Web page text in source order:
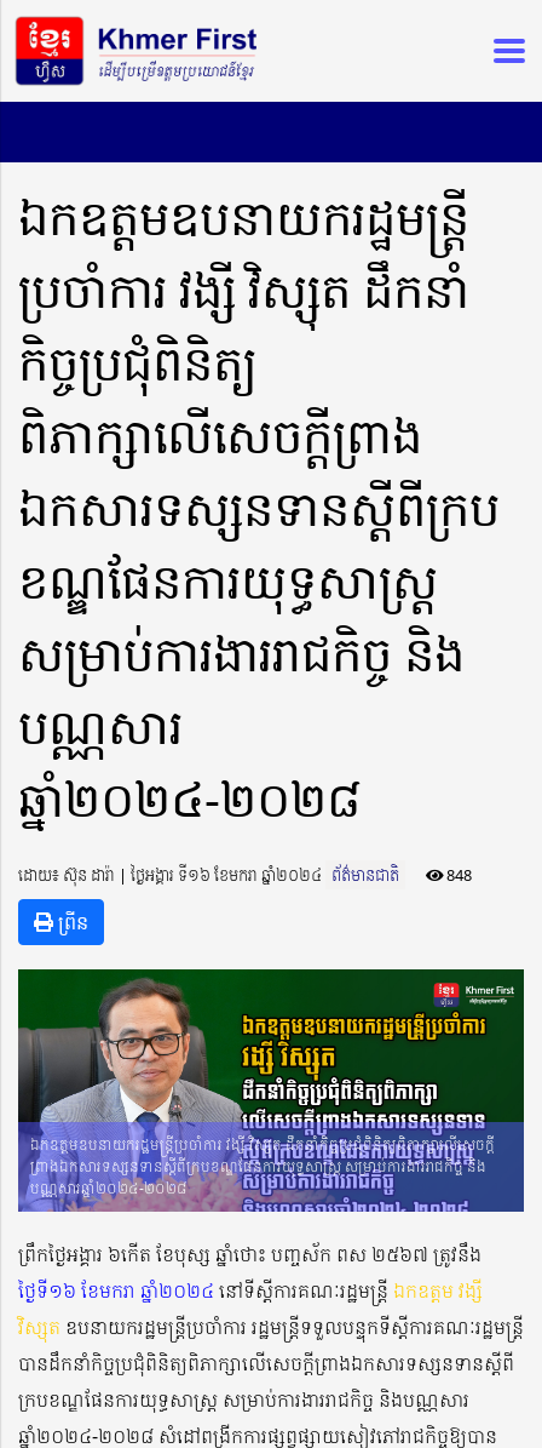
ឯកឧត្តមឧបនាយករដ្ឋមន្រ្តី
ប្រចាំការ វង្សី វិស្សុត ដឹកនាំ
កិច្ចប្រជុំពិនិត្យ
ពិភាក្សាលើសេចក្តីព្រាង
ឯកសារទស្សនទានស្តីពីក្រប
ខណ្ឌផែនការយុទ្ធសាស្រ្ត
សម្រាប់ការងាររាជកិច្ច និង
បណ្ណសារ
ឆ្នាំ២០២៤-២០២៨
ដោយ៖ ស៊ុន ដារ៉ា ​​ | ថ្ងៃអង្គារ ទី១៦ ខែមករា ឆ្នាំ២០២៤ ព័ត៌មានជាតិ 848
ព្រីន
ឯកឧត្តមឧបនាយករដ្ឋមន្រ្តីប្រចាំការ វង្សី វិស្សុត ដឹកនាំកិច្ចប្រជុំពិនិត្យពិភាក្សាលើសេចក្តី
ព្រាងឯកសារទស្សនទានស្តីពីក្របខណ្ឌផែនការយុទ្ធសាស្រ្ត សម្រាប់ការងាររាជកិច្ច និង
បណ្ណសារឆ្នាំ២០២៤-២០២៨
ព្រឹកថ្ងៃអង្គារ ៦កើត ខែបុស្ស ឆ្នាំថោះ បញ្ចស័ក ពស ២៥៦៧ ត្រូវនឹង
ថ្ងៃទី១៦ ខែមករា ឆ្នាំ២០២៤ នៅទីស្តីការគណៈរដ្ឋមន្រ្ តី ឯកឧត្តម វង្សី
វិស្សុត ឧបនាយករដ្ឋមន្រ្តីប្រចាំការ រដ្ឋមន្រ្តីទទួលបន្ទុកទីស្តីការគណៈរដ្ឋមន្រ្តី
បានដឹកនាំកិច្ចប្រជុំពិនិត្យពិភាក្សាលើសេចក្តីព្រាងឯកសារទស្សនទានស្តីពី
ក្របខណ្ឌផែនការយុទ្ធសាស្រ្ត សម្រាប់ការងាររាជកិច្ច និងបណ្ណសារ
ឆ្នាំ២០២៤-២០២៨ សំដៅពង្រីកការផ្សព្វផ្សាយសៀវភៅរាជកិច្ចឱ្យបាន